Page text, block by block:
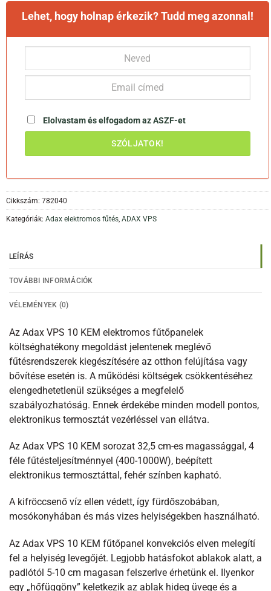
Lehet, hogy holnap érkezik? Tudd meg azonnal!
Elolvastam és elfogadom azASZF-et
Cikkszám: 782040
Kategóriák: Adax elektromos fűtés, ADAX VPS
LEÍRÁS
TOVÁBBI INFORMÁCIÓK
VÉLEMÉNYEK (0)
Az Adax VPS 10 KEM elektromos fűtőpanelek
költséghatékony megoldást jelentenek meglévő
fűtésrendszerek kiegészítésére az otthon felújítása vagy
bővítése esetén is. A működési költségek csökkentéséhez
elengedhetetlenül szükséges a megfelelő
szabályozhatóság. Ennek érdekébe minden modell pontos,
elektronikus termosztát vezérléssel van ellátva.
Az Adax VPS 10 KEM sorozat 32,5 cm-es magassággal, 4
féle fűtésteljesítménnyel (400-1000W), beépített
elektronikus termosztáttal, fehér színben kapható.
A kifröccsenő víz ellen védett, így fürdőszobában,
mosókonyhában és más vizes helyiségekben használható.
Az Adax VPS 10 KEM fűtőpanel konvekciós elven melegítí
fel a helyiség levegőjét. Legjobb hatásfokot ablakok alatt, a
padlótól 5-10 cm magasan felszerlve érhetünk el. Ilyenkor
egy „hőfüggöny” keletkezik az ablak hideg üvege és a